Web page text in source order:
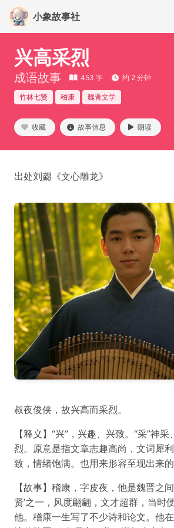
小象故事社
兴高采烈
成语故事 453 字 约 2 分钟
竹林七贤 稽康 魏晋文学
收藏 故事信息 朗读
出处刘勰《文心雕龙》
叔夜俊侠，故兴高而采烈。
【释义】“兴”，兴趣、兴致。“采”神
烈。原意是指文章志趣高尚，文词犀
致，情绪饱满。也用来形容至现出来的
【故事】稽康，字皮夜，他是魏晋之
贤’之一，风度翩翩，文才超群，当时
他。稽康一生写了不少诗和论文。他